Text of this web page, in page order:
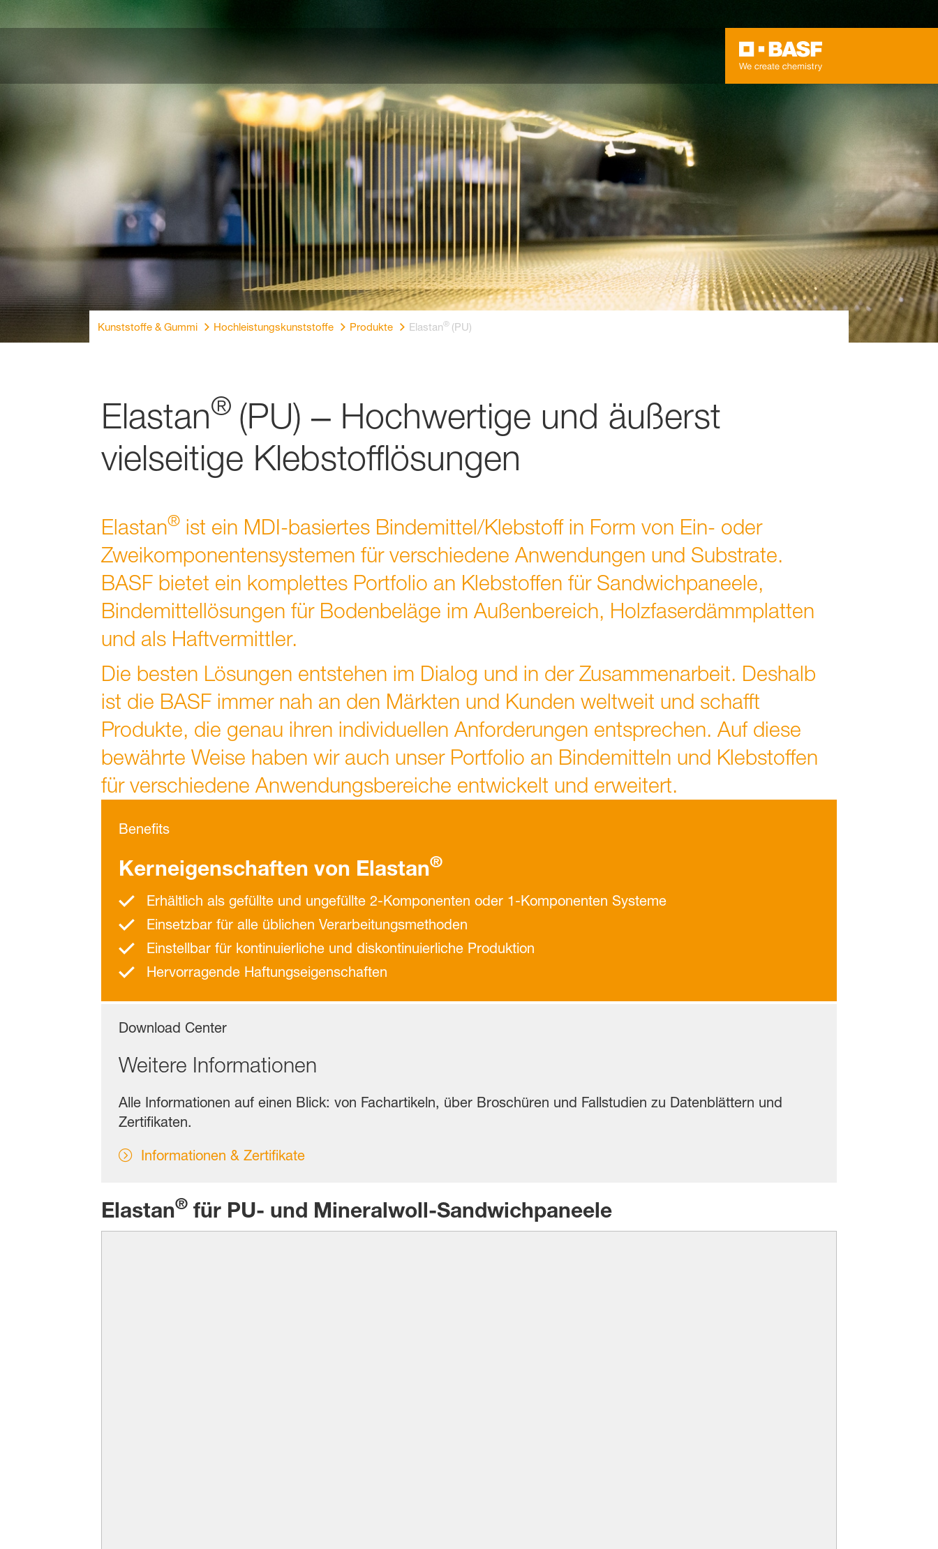
Kunststoffe & Gummi Hochleistungskunststoffe Produkte Elastan® (PU)
Elastan® (PU) ‒ Hochwertige und äußerst
vielseitige Klebstofflösungen
Elastan®ist ein MDI-basiertes Bindemittel/Klebstoff in Form von Ein- oder
Zweikomponentensystemen für verschiedene Anwendungen und Substrate.
BASF bietet ein komplettes Portfolio an Klebstoffen für Sandwichpaneele,
Bindemittellösungen für Bodenbeläge im Außenbereich, Holzfaserdämmplatten
und als Haftvermittler.
Die besten Lösungen entstehen im Dialog und in der Zusammenarbeit. Deshalb
ist die BASF immer nah an den Märkten und Kunden weltweit und schafft
Produkte, die genau ihren individuellen Anforderungen entsprechen. Auf diese
bewährte Weise haben wir auch unser Portfolio an Bindemitteln und Klebstoffen
für verschiedene Anwendungsbereiche entwickelt und erweitert.
Benefits
Kerneigenschaften von Elastan®
Erhältlich als gefüllte und ungefüllte 2-Komponenten oder 1-Komponenten Systeme
Einsetzbar für alle üblichen Verarbeitungsmethoden
Einstellbar für kontinuierliche und diskontinuierliche Produktion
Hervorragende Haftungseigenschaften
Download Center
Weitere Informationen
Alle Informationen auf einen Blick: von Fachartikeln, über Broschüren und Fallstudien zu Datenblättern und
Zertifikaten.
Informationen & Zertifikate
Elastan®für PU- und Mineralwoll-Sandwichpaneele